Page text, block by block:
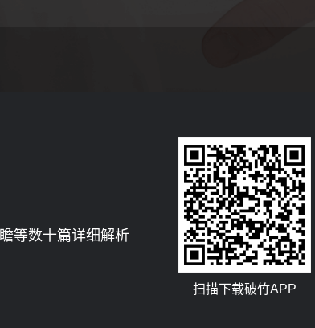
宏观经济分析
提供宏观经济趋势分析，帮助客户把握市场机遇。
等数十篇详细解析
扫描下载破竹APP